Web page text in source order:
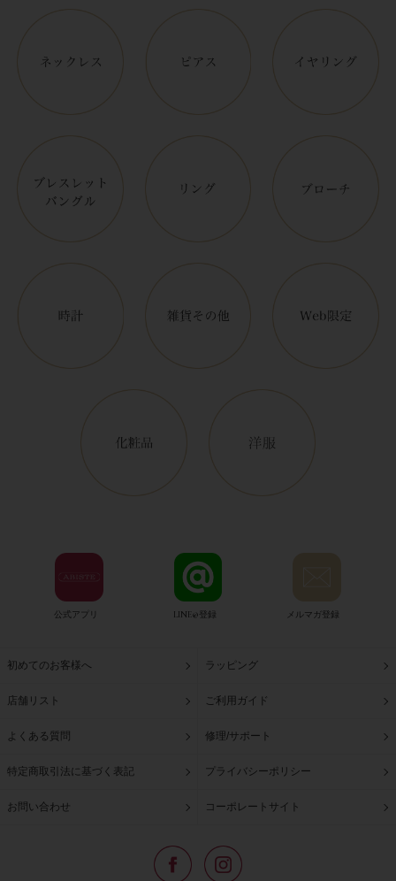
公式アプリ LINE@登録 メルマガ登録
初めてのお客様へ ラッピング
店舗リスト ご利用ガイド
よくある質問 修理/サポート
特定商取引法に基づく表記 プライバシーポリシー
お問い合わせ コーポレートサイト